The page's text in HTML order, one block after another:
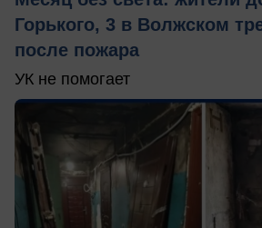
Горького, 3 в Волжском
после пожара
УК не помогает